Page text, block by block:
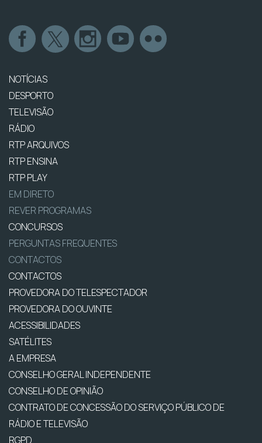
NOTÍCIAS
DESPORTO
TELEVISÃO
RÁDIO
RTP ARQUIVOS
RTP ENSINA
RTP PLAY
EM DIRETO
REVER PROGRAMAS
CONCURSOS
PERGUNTAS FREQUENTES
CONTACTOS
CONTACTOS
PROVEDORA DO TELESPECTADOR
PROVEDORA DO OUVINTE
ACESSIBILIDADES
SATÉLITES
A EMPRESA
CONSELHO GERAL INDEPENDENTE
CONSELHO DE OPINIÃO
CONTRATO DE CONCESSÃO DO SERVIÇO PÚBLICO DE
RÁDIO E TELEVISÃO
RGPD